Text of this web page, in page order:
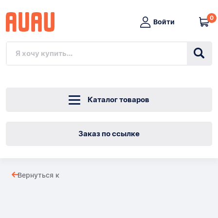
Войти
0
Каталог товаров
Заказ по ссылке
Вернуться к